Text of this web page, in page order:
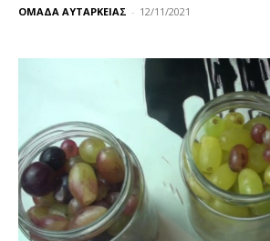
ΟΜΑΔΑ ΑΥΤΑΡΚΕΙΑΣ - 12/11/2021